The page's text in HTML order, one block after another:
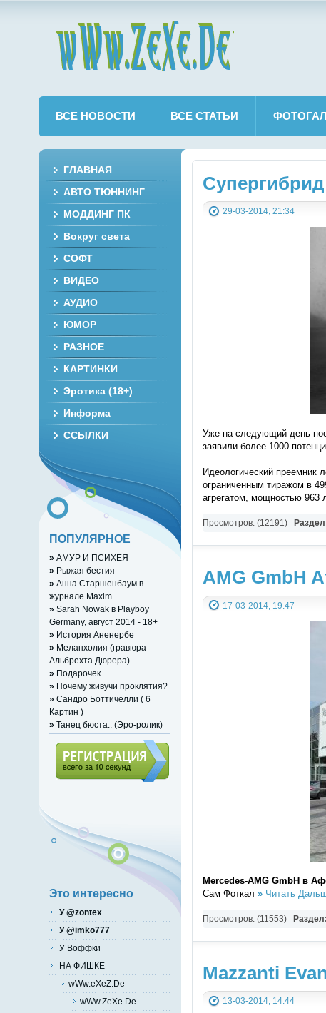
ВСЕ НОВОСТИ ВСЕ СТАТЬИ
29-03-2014, 21:34
Уже на следующий день
заявили более 1000
Идеологический преемник
ограниченным тиражом в
агрегатом, мощностью 963
Просмотров: (12191)
AMG GmbH
17-03-2014, 19:47
Mercedes-AMG GmbH в
Сам Фоткал »Читать
Просмотров: (11553) Раздел:
Mazzanti
13-03-2014, 14:44
ГЛАВНАЯ
АВТО ТЮННИНГ
МОДДИНГ ПК
Вокруг света
СОФТ
ВИДЕО
АУДИО
ЮМОР
РАЗНОЕ
КАРТИНКИ
Эротика (18+)
Информа
ССЫЛКИ
ПОПУЛЯРНОЕ
» АМУР И ПСИХЕЯ
» Рыжая бестия
» Анна Старшенбаум в
журнале Maxim
» Sarah Nowak в Playboy
Germany, август 2014 - 18+
» История Аненербе
» Меланхолия (гравюра
Альбрехта Дюрера)
» Подарочек...
» Почему живучи проклятия?
» Сандро Боттичелли ( 6
Картин )
» Танец бюста.. (Эро-ролик)
Это интересно
У @zontex
У @imko777
У Воффки
НА ФИШКЕ
wWw.eXeZ.De
wWw.ZeXe.De